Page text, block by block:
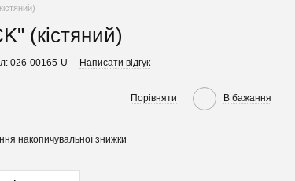
(кістяний)
026-00165-U Написати відгук
Порівняти В бажання
накопичувальної знижки